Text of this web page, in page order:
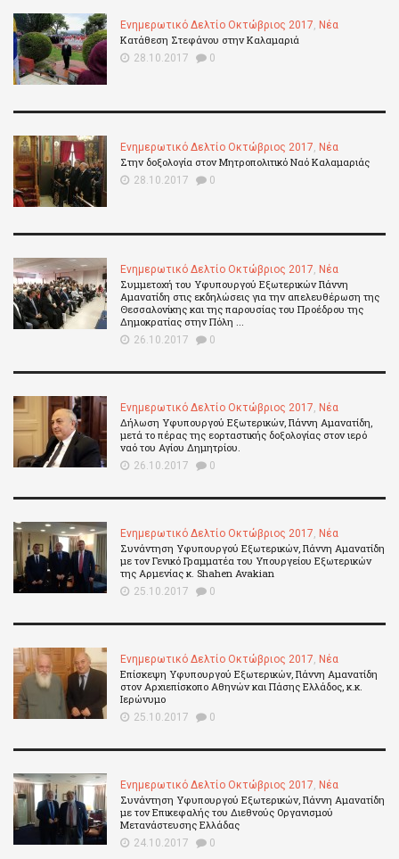
Ενημερωτικό Δελτίο Οκτώβριος 2017 Νέα
Κατάθεση Στεφάνου στην Καλαμαριά
28.10.2017 0
Ενημερωτικό Δελτίο Οκτώβριος 2017 Νέα
Στην δοξολογία στον Μητροπολιτικό Ναό Καλαμαριάς
28.10.2017 0
Ενημερωτικό Δελτίο Οκτώβριος 2017 Νέα
Συμμετοχή του Υφυπουργού Εξωτερικών Γιάννη
Αμανατίδη στις εκδηλώσεις για την απελευθέρωση της
Θεσσαλονίκης και της παρουσίας του Προέδρου της
Δημοκρατίας στην Πόλη ...
26.10.2017 0
Ενημερωτικό Δελτίο Οκτώβριος 2017 Νέα
Δήλωση Υφυπουργού Εξωτερικών, Γιάννη Αμανατίδη,
μετά το πέρας της εορταστικής δοξολογίας στον ιερό
ναό του Αγίου Δημητρίου.
26.10.2017 0
Ενημερωτικό Δελτίο Οκτώβριος 2017 Νέα
Συνάντηση Υφυπουργού Εξωτερικών, Γιάννη Αμανατίδη
με τον Γενικό Γραμματέα του Υπουργείου Εξωτερικών
της Αρμενίας κ. Shahen Avakian
25.10.2017 0
Ενημερωτικό Δελτίο Οκτώβριος 2017 Νέα
Επίσκεψη Υφυπουργού Εξωτερικών, Γιάννη Αμανατίδη
στον Αρχιεπίσκοπο Αθηνών και Πάσης Ελλάδος, κ.κ.
Ιερώνυμο
25.10.2017 0
Ενημερωτικό Δελτίο Οκτώβριος 2017 Νέα
Συνάντηση Υφυπουργού Εξωτερικών, Γιάννη Αμανατίδη
με τον Επικεφαλής του Διεθνούς Οργανισμού
Μετανάστευσης Ελλάδας
24.10.2017 0